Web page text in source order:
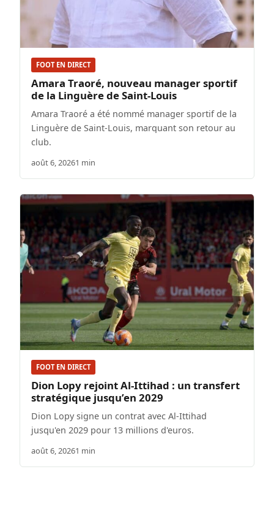
FOOT EN DIRECT
Amara Traoré, nouveau manager sportif
de la Linguère de Saint-Louis
Amara Traoré a été nommé manager sportif de la
Linguère de Saint-Louis, marquant son retour au
club.
août 6, 20261 min
FOOT EN DIRECT
Dion Lopy rejoint Al-Ittihad : un transfert
stratégique jusqu’en 2029
Dion Lopy signe un contrat avec Al-Ittihad
jusqu'en 2029 pour 13 millions d'euros.
août 6, 20261 min